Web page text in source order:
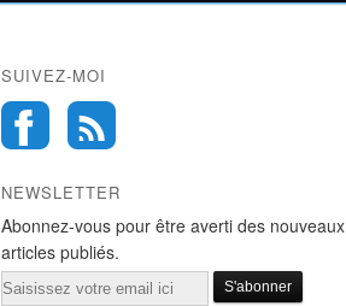
SUIVEZ-MOI
NEWSLETTER
Abonnez-vous pour être averti des nouveaux
articles publiés.
Email